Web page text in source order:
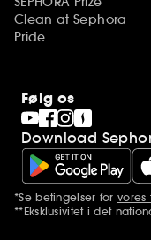
Clean at Sephora
Pride
Følg os
Download
Yderligere
*Se betingelser for vores
**Eksklusivitet i det